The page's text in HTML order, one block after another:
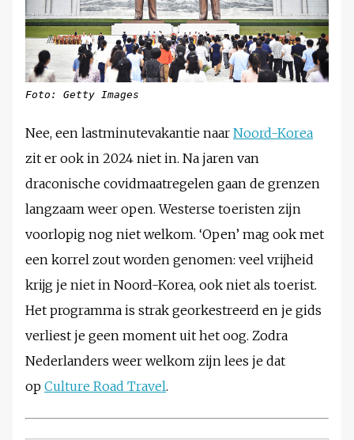
Foto: Getty Images
Nee, een lastminutevakantie naar Noord-Korea
zit er ook in 2024 niet in. Na jaren van
draconische covidmaatregelen gaan de grenzen
langzaam weer open. Westerse toeristen zijn
voorlopig nog niet welkom. ‘Open’ mag ook met
een korrel zout worden genomen: veel vrijheid
krijg je niet in Noord-Korea, ook niet als toerist.
Het programma is strak georkestreerd en je gids
verliest je geen moment uit het oog. Zodra
Nederlanders weer welkom zijn lees je dat
op Culture Road Travel.